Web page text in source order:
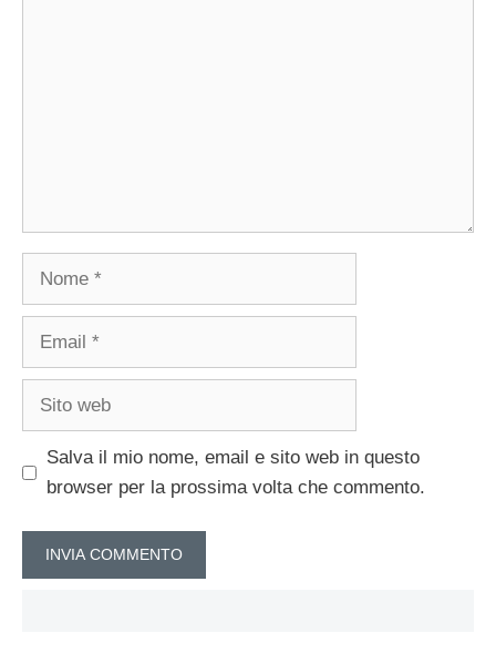
Nome
Email
Sito
Salva il mio nome, email e sito web in questo
browser per la prossima volta che commento.